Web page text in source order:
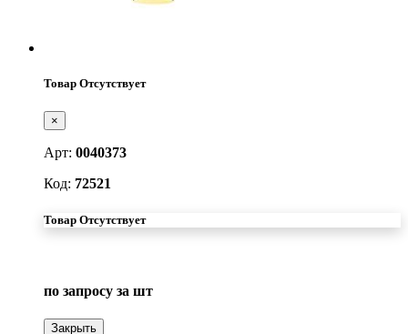
Товар Отсутствует
×
Арт: 0040373
Код: 72521
Товар Отсутствует
по запросу за шт
Закрыть